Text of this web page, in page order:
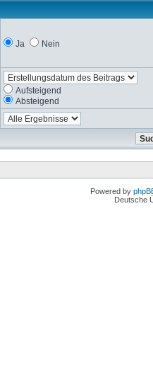
Ja Nein
Aufsteigend
Absteigend
Powered by
Deutsche